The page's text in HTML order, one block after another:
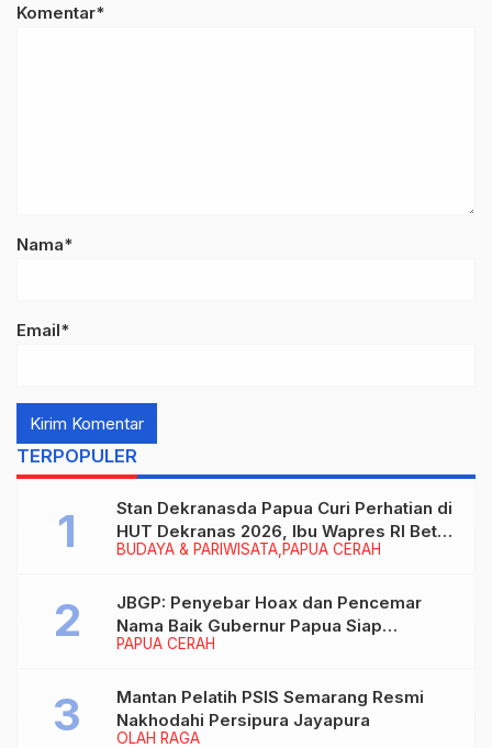
Komentar*
Nama*
Email*
TERPOPULER
BUDAYA & PARIWISATA PAPUA CERAH
Stan Dekranasda Papua Curi Perhatian di
HUT Dekranas 2026, Ibu Wapres RI Betah
Menikmati Karya Perajin
PAPUA CERAH
JBGP: Penyebar Hoax dan Pencemar
Nama Baik Gubernur Papua Siap
Berhadapan dengan Hukum!
OLAH RAGA
Mantan Pelatih PSIS Semarang Resmi
Nakhodahi Persipura Jayapura